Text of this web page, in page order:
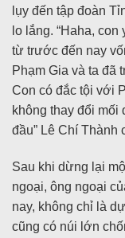
lụy đến tập đoàn
lo lắng. “Haha,
từ trước đến nay
Phạm Gia và ta đã
Con có đắc tội với
không thay đổi
đầu” Lê Chí Thành
Sau khi dừng lại
ngoại, ông ngoại
nay, không chỉ là
cũng có núi lớn